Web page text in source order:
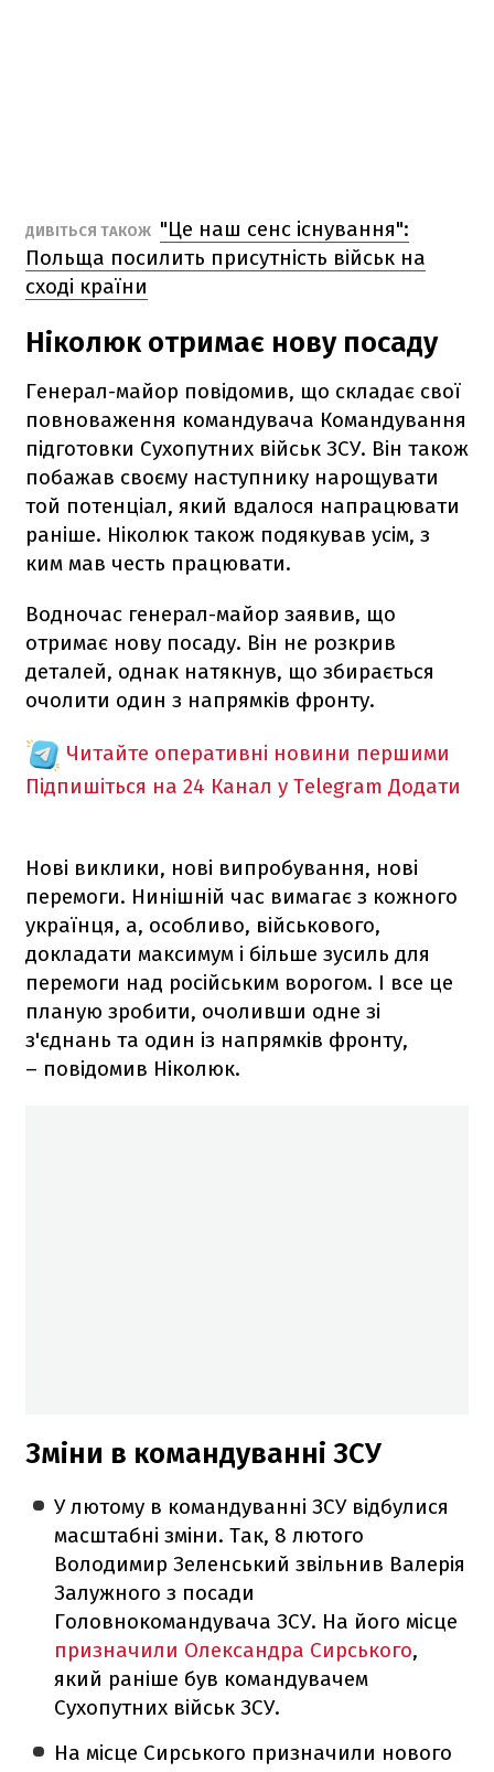
ДИВІТЬСЯ ТАКОЖ "Це наш сенс існування":
Польща посилить присутність військ на
сході країни
Ніколюк отримає нову посаду
Генерал-майор повідомив, що складає свої
повноваження командувача Командування
підготовки Сухопутних військ ЗСУ. Він також
побажав своєму наступнику нарощувати
той потенціал, який вдалося напрацювати
раніше. Ніколюк також подякував усім, з
ким мав честь працювати.
Водночас генерал-майор заявив, що
отримає нову посаду. Він не розкрив
деталей, однак натякнув, що збирається
очолити один з напрямків фронту.
Читайте оперативні новини першими
Підпишіться на 24 Канал у Telegram Додати
Нові виклики, нові випробування, нові
перемоги. Нинішній час вимагає з кожного
українця, а, особливо, військового,
докладати максимум і більше зусиль для
перемоги над російським ворогом. І все це
планую зробити, очоливши одне зі
з'єднань та один із напрямків фронту,
– повідомив Ніколюк.
Зміни в командуванні ЗСУ
У лютому в командуванні ЗСУ відбулися
масштабні зміни. Так, 8 лютого
Володимир Зеленський звільнив Валерія
Залужного з посади
Головнокомандувача ЗСУ. На його місце
призначили Олександра Сирського,
який раніше був командувачем
Сухопутних військ ЗСУ.
На місце Сирського призначили нового